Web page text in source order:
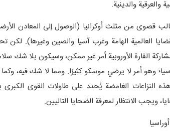
والدينية.
قصوى من مثلث أوكرانيا (الوصول إلى المعادن الأرضية
العالمية الهامة وغرب آسيا والصين وغيرها). لكن
القارة الأوروبية أمر غير ممكن، وسيكون بلا شك
وهو أمر لا يرضي موسكو كثيرًا. ومما لا شك فيه،
النزاعات الغامضة يُحدد على طاولات القوى
ويجب الانتظار لمعرفة الضحايا التاليين.